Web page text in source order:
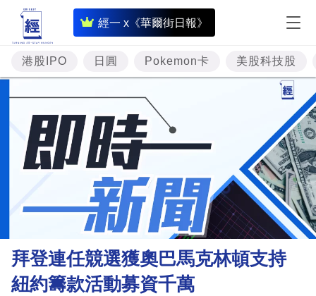
經一 x《華爾街日報》
即
時
財
經
專
題
投
資
樓
市
財
商
港股IPO 日圓 Pokemon卡 美股科技股
拜登連任競選獲奧巴馬克林頓支持
紐約籌款活動募資千萬